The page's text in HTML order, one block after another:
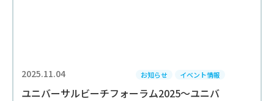
2025.11.04 お知らせ イベント情報
ユニバーサルビーチフォーラム2025～ユニバ